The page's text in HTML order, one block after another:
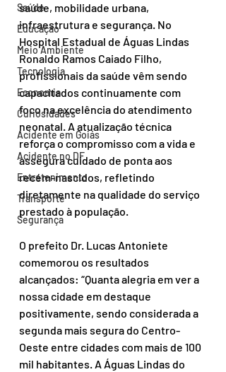
Saúde
Educação
Meio Ambiente
Tecnologia
Economia
Curiosidades
Acidente em Goiás
Acidente no DF
Entretenimento
Transporte
Segurança
saúde, mobilidade urbana,
infraestrutura e segurança. No
Hospital Estadual de Águas Lindas
Ronaldo Ramos Caiado Filho,
profissionais da saúde vêm sendo
capacitados continuamente com
foco na excelência do atendimento
neonatal. A atualização técnica
reforça o compromisso com a vida e
assegura cuidado de ponta aos
recém-nascidos, refletindo
diretamente na qualidade do serviço
prestado à população.
O prefeito Dr. Lucas Antoniete
comemorou os resultados
alcançados: “Quanta alegria em ver a
nossa cidade em destaque
positivamente, sendo considerada a
segunda mais segura do Centro-
Oeste entre cidades com mais de 100
mil habitantes. A Águas Lindas do